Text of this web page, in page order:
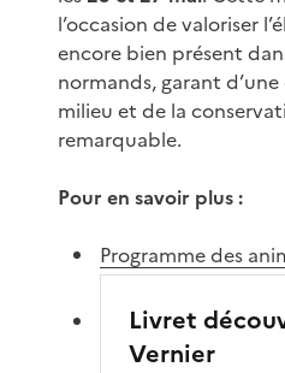
l’occasion de valoriser
encore bien présent
normands, garant
milieu et de la
remarquable.
Pour en savoir plus :
Programme des
Livret
Vernier